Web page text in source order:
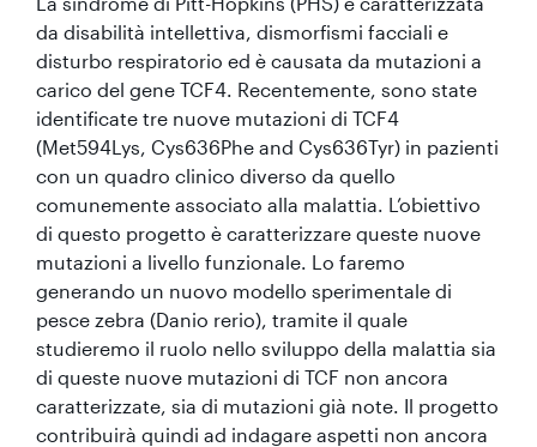
da disabilità intellettiva, dismorfismi facciali e
disturbo respiratorio ed è causata da mutazioni a
carico del gene TCF4. Recentemente, sono state
identificate tre nuove mutazioni di TCF4
(Met594Lys, Cys636Phe and Cys636Tyr) in pazienti
con un quadro clinico diverso da quello
comunemente associato alla malattia. L’obiettivo
di questo progetto è caratterizzare queste nuove
mutazioni a livello funzionale. Lo faremo
generando un nuovo modello sperimentale di
pesce zebra (Danio rerio), tramite il quale
studieremo il ruolo nello sviluppo della malattia sia
di queste nuove mutazioni di TCF non ancora
caratterizzate, sia di mutazioni già note. Il progetto
contribuirà quindi ad indagare aspetti non ancora